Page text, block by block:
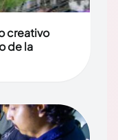
creativo
de la